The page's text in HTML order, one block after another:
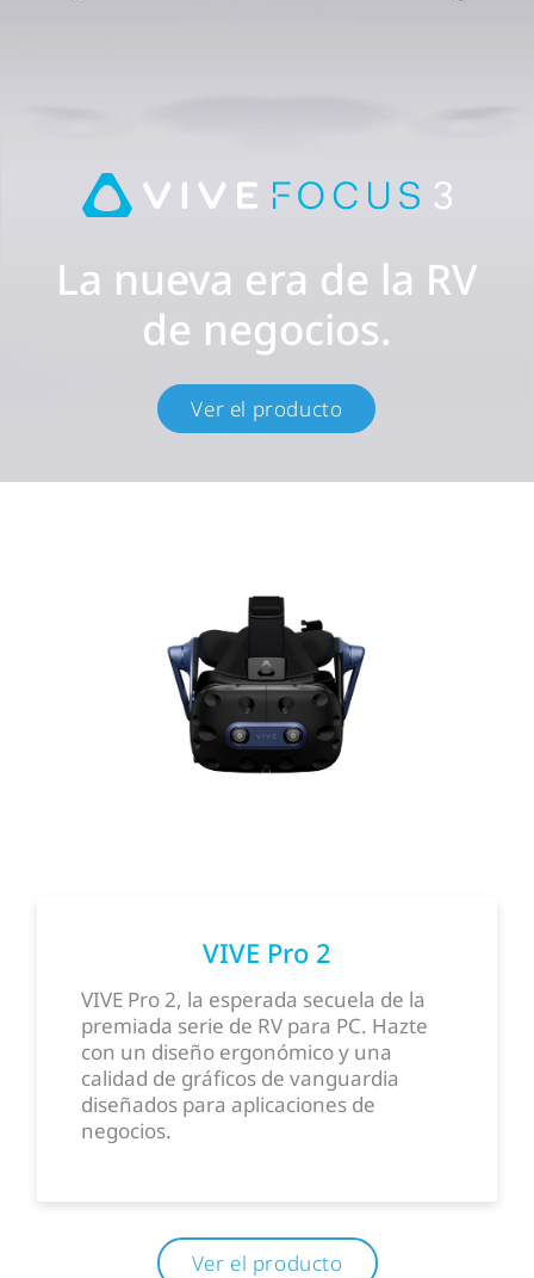
La nueva era de la RV
de negocios.
Ver el producto
VIVE Pro 2
VIVE Pro 2, la esperada secuela de la
premiada serie de RV para PC. Hazte
con un diseño ergonómico y una
calidad de gráficos de vanguardia
diseñados para aplicaciones de
negocios.
Ver el producto